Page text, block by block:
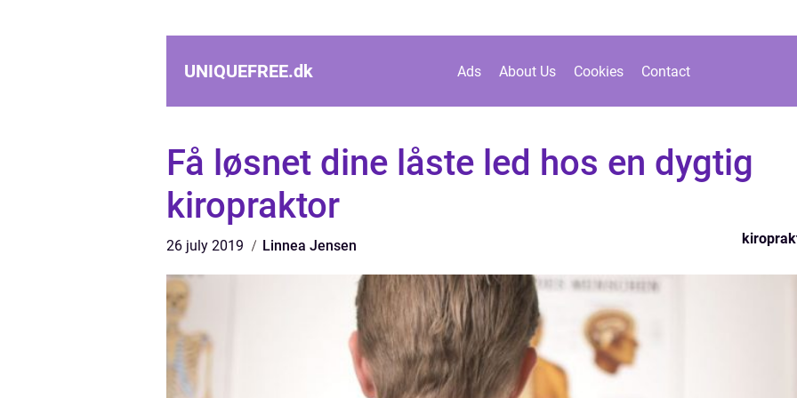
UNIQUEFREE.dk Ads About Us Cookies Contact
Få løsnet dine låste led hos en dygtig
kiropraktor
26 july 2019 Linnea Jensen